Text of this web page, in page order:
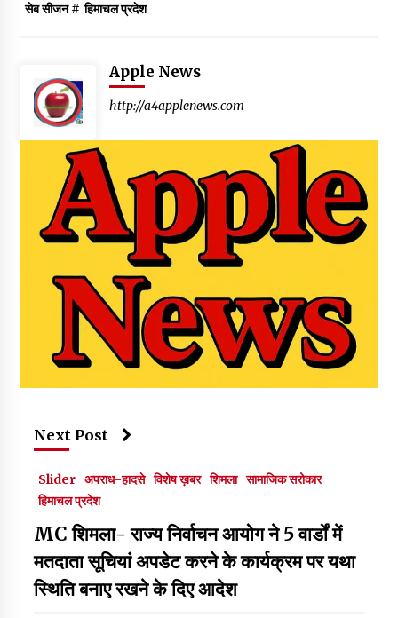
सेब सीजन# हिमाचल प्रदेश
Apple News
http://a4applenews.com
Next Post
Slider अपराध-हादसे विशेष ख़बर शिमला सामाजिक सरोकार
हिमाचल प्रदेश
MC शिमला- राज्य निर्वाचन आयोग ने 5 वार्डों में
मतदाता सूचियां अपडेट करने के कार्यक्रम पर यथा
स्थिति बनाए रखने के दिए आदेश